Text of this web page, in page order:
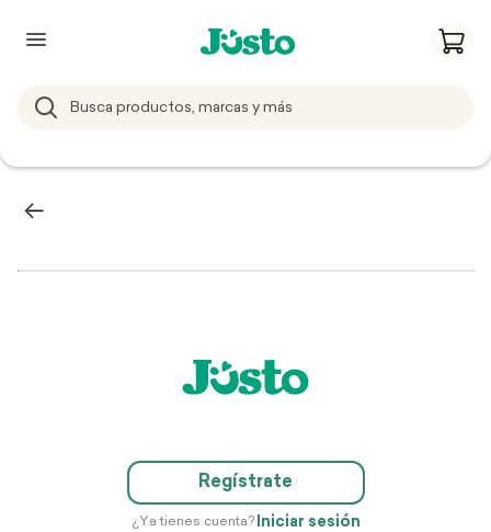
Regístrate
¿Ya tienes cuenta? Iniciar sesión